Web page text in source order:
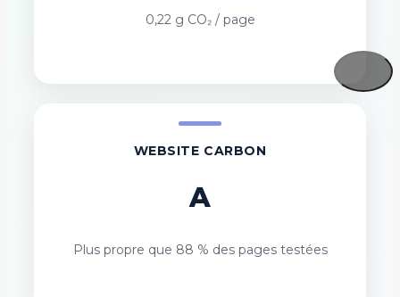
0,22 g CO₂ / page
WEBSITE CARBON
A
Plus propre que 88 % des pages testées